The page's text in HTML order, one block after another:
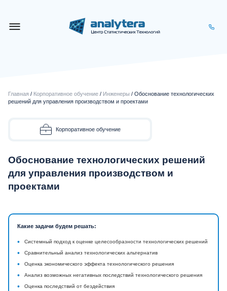
Главная / Корпоративное обучение / Инженеры / Обоснование технологических
решений для управления производством и проектами
Корпоративное обучение
Обоснование технологических решений
для управления производством и
проектами
Какие задачи будем решать:
• Системный подход к оценке целесообразности технологических решений
• Сравнительный анализ технологических альтернатив
• Оценка экономического эффекта технологического решения
• Анализ возможных негативных последствий технологического решения
• Оценка последствий от бездействия